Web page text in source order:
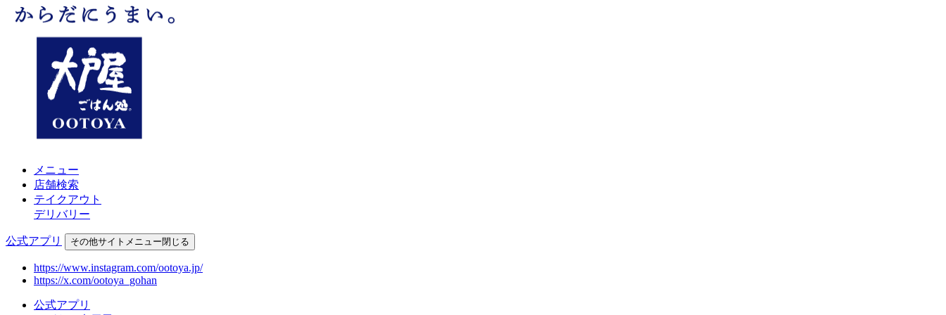
メニュー
店舗検索
テイクアウト
デリバリー
公式アプリ その他サイトメニュー閉じる
https://www.instagram.com/ootoya.jp/
https://x.com/ootoya_gohan
公式アプリ